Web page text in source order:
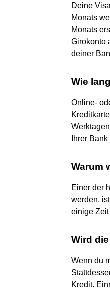
Deine
Monats
Monats
Girokonto
deiner
Wie
Online-
Ihrer
Warum
Einer der
werden,
einige
Wird
Wenn du
Kredit.